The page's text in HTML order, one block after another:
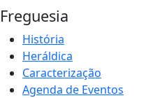
Freguesia
História
Heráldica
Caracterização
Agenda de Eventos